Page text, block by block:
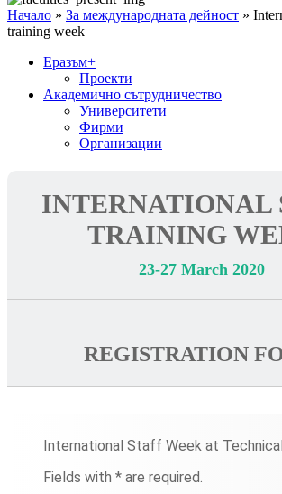
Начало » За международната дейност »
training week
Еразъм+
Проекти
Академично сътрудничество
Университети
Фирми
Организации
INTERNATIONAL
TRAINING
23-27 March 2020
REGISTRATION
International Staff Week at
Fields with * are required.